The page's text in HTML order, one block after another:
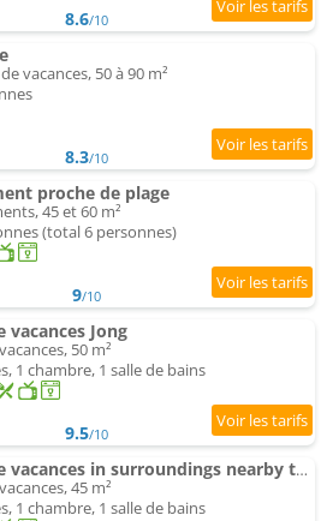
8.6/10
vacances, 50 à 90 m²
8.3/10
proche de plage
45 et 60 m²
(total 6 personnes)
9/10
vacances Jong
50 m²
1 chambre, 1 salle de bains
9.5/10
Maison de vacances in surroundings nearby the coast
45 m²
1 chambre, 1 salle de bains